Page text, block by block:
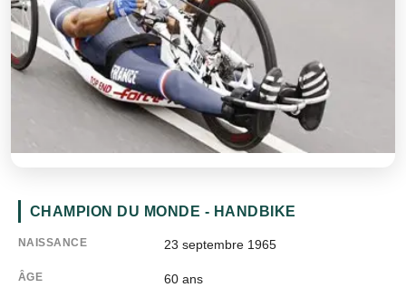
CHAMPION DU MONDE - HANDBIKE
NAISSANCE 23 septembre 1965
ÂGE 60 ans